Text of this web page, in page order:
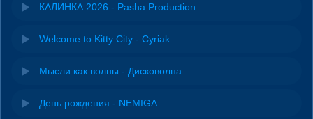
КАЛИНКА 2026 - Pasha Production
Welcome to Kitty City - Cyriak
Мысли как волны - Дисковолна
День рождения - NEMIGA